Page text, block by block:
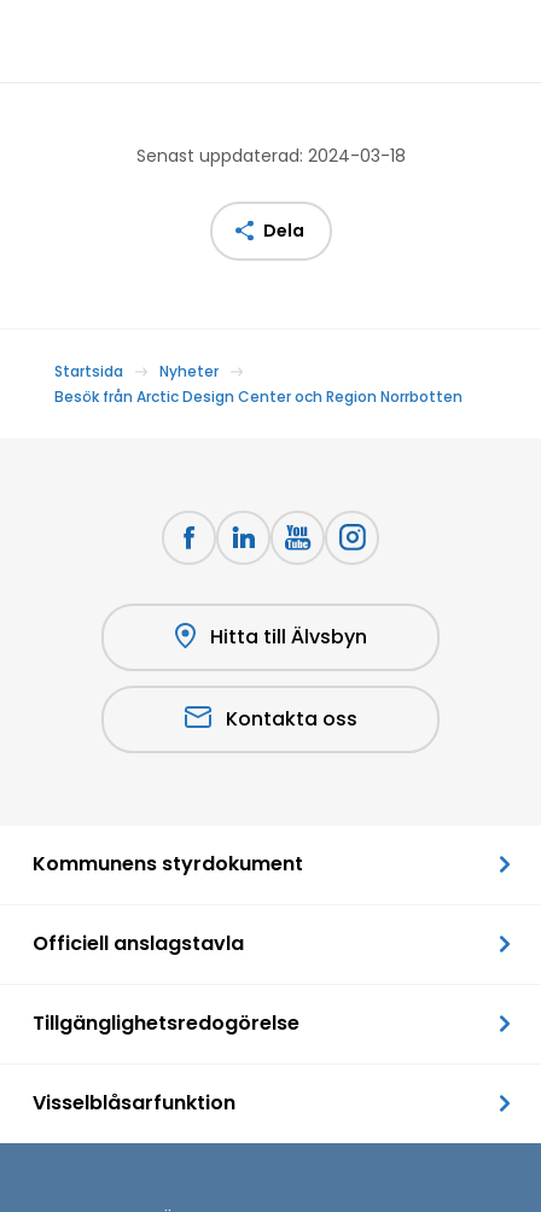
Senast uppdaterad: 2024-03-18
Dela
Startsida
Nyheter
Besök från Arctic Design Center och Region Norrbotten
Hitta till Älvsbyn
Kontakta oss
Kommunens styrdokument
Officiell anslagstavla
Tillgänglighetsredogörelse
Visselblåsarfunktion